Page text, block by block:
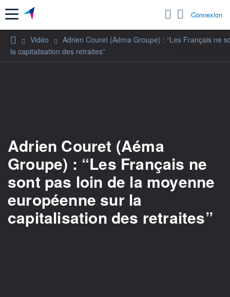
Menu Connexion
Vidéo
Adrien Couret (Aéma Groupe) : “Les Français ne
la capitalisation des retraites”
Adrien Couret (Aéma
Groupe) : “Les Français ne
sont pas loin de la moyenne
européenne sur la
capitalisation des retraites”